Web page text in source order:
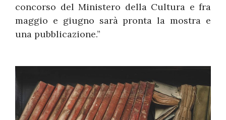
concorso del Ministero della Cultura e fra
maggio e giugno sarà pronta la mostra e
una pubblicazione.”